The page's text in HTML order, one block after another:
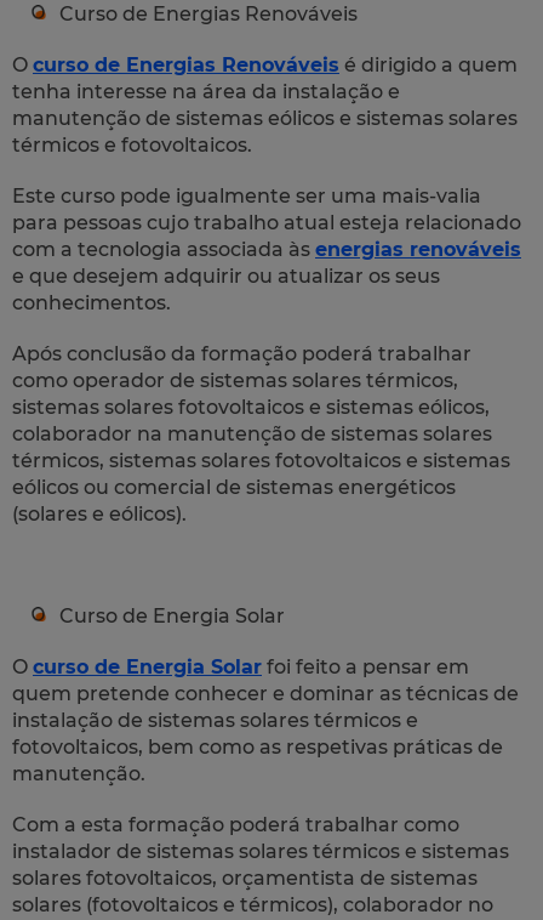
Curso de Energias Renováveis
O curso de Energias Renováveis é dirigido a quem
tenha interesse na área da instalação e
manutenção de sistemas eólicos e sistemas solares
térmicos e fotovoltaicos.
Este curso pode igualmente ser uma mais-valia
para pessoas cujo trabalho atual esteja relacionado
com a tecnologia associada às energias renováveis
e que desejem adquirir ou atualizar os seus
conhecimentos.
Após conclusão da formação poderá trabalhar
como operador de sistemas solares térmicos,
sistemas solares fotovoltaicos e sistemas eólicos,
colaborador na manutenção de sistemas solares
térmicos, sistemas solares fotovoltaicos e sistemas
eólicos ou comercial de sistemas energéticos
(solares e eólicos).
Curso de Energia Solar
O curso de Energia Solar foi feito a pensar em
quem pretende conhecer e dominar as técnicas de
instalação de sistemas solares térmicos e
fotovoltaicos, bem como as respetivas práticas de
manutenção.
Com a esta formação poderá trabalhar como
instalador de sistemas solares térmicos e sistemas
solares fotovoltaicos, orçamentista de sistemas
solares (fotovoltaicos e térmicos), colaborador no